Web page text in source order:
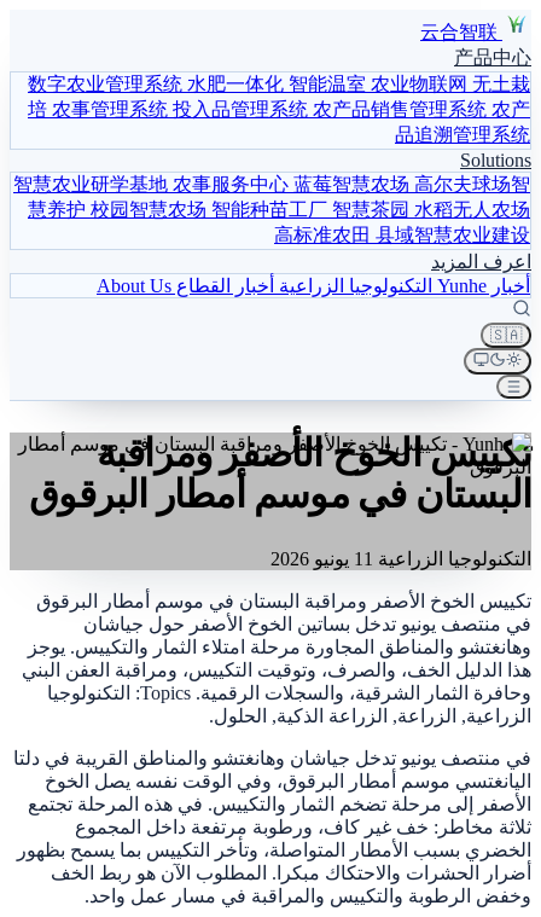
云合智联
产品中心
数字农业管理系统水肥一体化智能温室农业物联网无土栽
培农事管理系统投入品管理系统农产品销售管理系统农产
品追溯管理系统
Solutions
智慧农业研学基地农事服务中心蓝莓智慧农场高尔夫球场智
慧养护校园智慧农场智能种苗工厂智慧茶园水稻无人农场
高标准农田县域智慧农业建设
اعرف المزيد
أخبار Yunhe
التكنولوجيا الزراعيةأخبار القطاعAbout Us
🇸🇦
تكييس الخوخ الأصفر ومراقبة
البستان في موسم أمطار البرقوق
التكنولوجيا الزراعية 11 يونيو 2026
تكييس الخوخ الأصفر ومراقبة البستان في موسم أمطار البرقوق
في منتصف يونيو تدخل بساتين الخوخ الأصفر حول جياشان
وهانغتشو والمناطق المجاورة مرحلة امتلاء الثمار والتكييس. يوجز
هذا الدليل الخف، والصرف، وتوقيت التكييس، ومراقبة العفن البني
وحافرة الثمار الشرقية، والسجلات الرقمية. Topics: التكنولوجيا
الزراعية, الزراعة, الزراعة الذكية, الحلول.
في منتصف يونيو تدخل جياشان وهانغتشو والمناطق القريبة في دلتا
اليانغتسي موسم أمطار البرقوق، وفي الوقت نفسه يصل الخوخ
الأصفر إلى مرحلة تضخم الثمار والتكييس. في هذه المرحلة تجتمع
ثلاثة مخاطر: خف غير كاف، ورطوبة مرتفعة داخل المجموع
الخضري بسبب الأمطار المتواصلة، وتأخر التكييس بما يسمح بظهور
أضرار الحشرات والاحتكاك مبكرا. المطلوب الآن هو ربط الخف
وخفض الرطوبة والتكييس والمراقبة في مسار عمل واحد.